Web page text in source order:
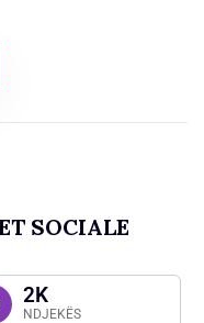
SOCIALE
2K
NDJEKËS